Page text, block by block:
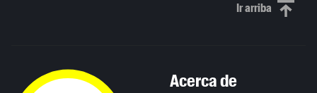
Ir arribaScroll to
Acerca de